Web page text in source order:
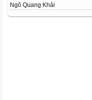
Ngô Quang Khải